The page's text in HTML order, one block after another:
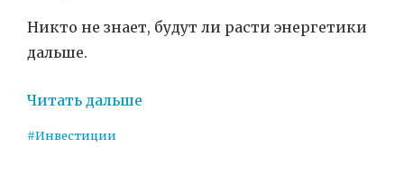
Никто не знает, будут ли расти энергетики
дальше.
Читать дальше
#Инвестиции